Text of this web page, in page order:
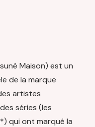
Maison) est un
de la marque
artistes
séries (les
qui ont marqué la